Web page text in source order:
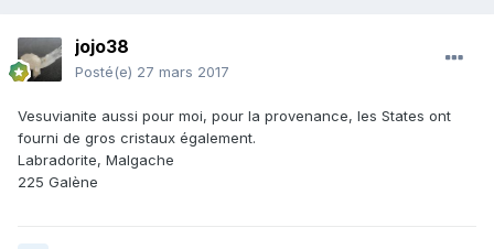
jojo38
Posté(e) 27 mars 2017
Vesuvianite aussi pour moi, pour la provenance, les States ont
fourni de gros cristaux également.
Labradorite, Malgache
225 Galène